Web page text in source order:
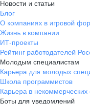
Новости и статьи
Блог
О компаниях в игровой
Жизнь в компании
ИТ-проекты
Рейтинг работодателей
Молодым специалистам
Карьера для молодых
Школа программистов
Карьера в некоммерческих
Боты для уведомлений